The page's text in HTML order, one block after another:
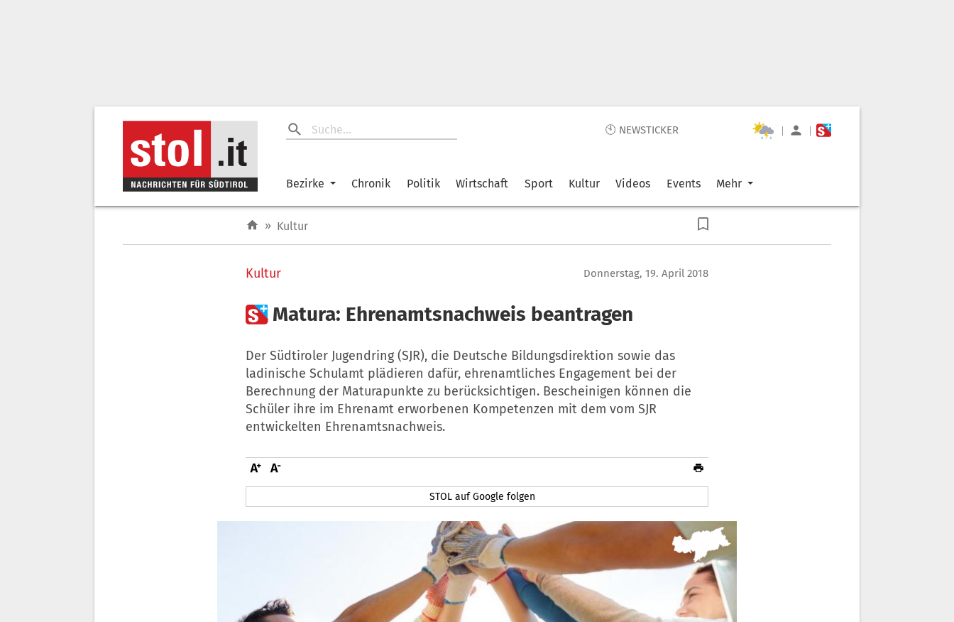
🕙 NEWSTICKER | |
Bezirke Chronik Politik Wirtschaft Sport Kultur Videos Events Mehr
» Kultur
Kultur Donnerstag, 19. April 2018
 Matura: Ehrenamtsnachweis beantragen
Der Südtiroler Jugendring (SJR), die Deutsche Bildungsdirektion sowie das
ladinische Schulamt plädieren dafür, ehrenamtliches Engagement bei der
Berechnung der Maturapunkte zu berücksichtigen. Bescheinigen können die
Schüler ihre im Ehrenamt erworbenen Kompetenzen mit dem vom SJR
entwickelten Ehrenamtsnachweis.
STOL auf Google folgen